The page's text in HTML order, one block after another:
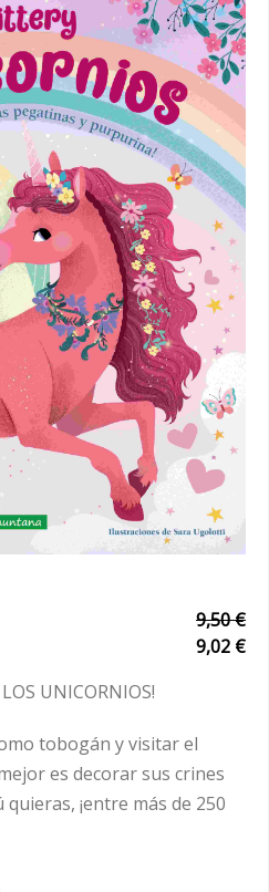
9,50 €
9,02 €
UNICORNIOS!
tobogán y visitar el
es decorar sus crines
¡entre más de 250